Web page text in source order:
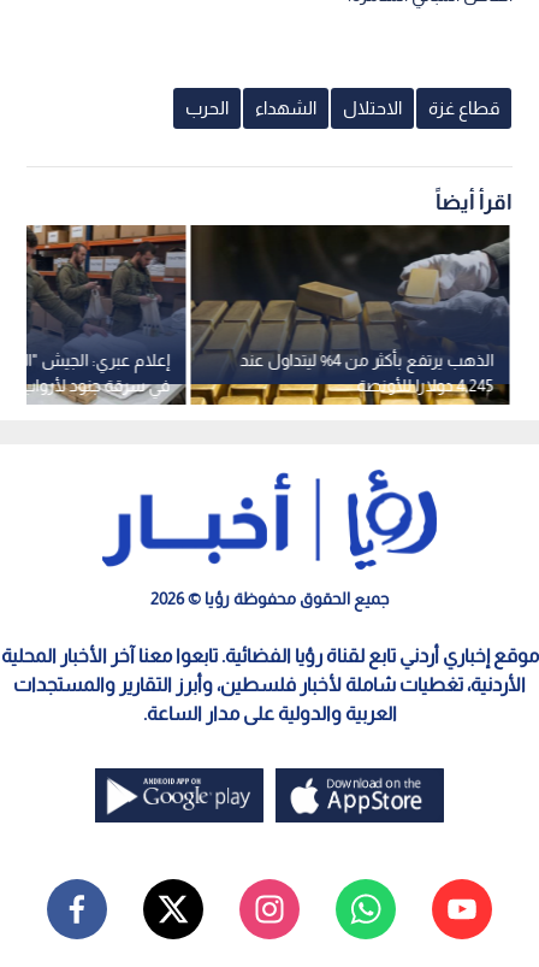
قطاع غزة الاحتلال الشهداء الحرب
اقرأ أيضاً
إعلام عبري: الجيش
في سرقة جنود لأرواب
ونعال من فندق بلبنان
الذهب يرتفع بأكثر من 4% ليتداول عند
4,245 دولارا للأونصة
جميع الحقوق محفوظة رؤيا © 2026
موقع إخباري أردني تابع لقناة رؤيا الفضائية. تابعوا معنا آخر الأخبار المحلية
الأردنية، تغطيات شاملة لأخبار فلسطين، وأبرز التقارير والمستجدات
العربية والدولية على مدار الساعة.